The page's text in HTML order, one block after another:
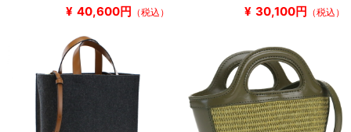
¥ 40,600円 （税込） ¥ 30,100円 （税込）